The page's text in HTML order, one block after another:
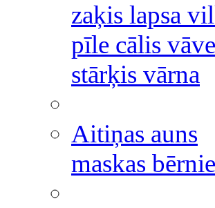
zaķis lapsa
pīle cālis
stārķis vārna
Aitiņas auns
maskas